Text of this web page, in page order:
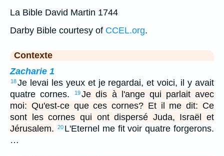
La Bible David Martin 1744
Darby Bible courtesy of CCEL.org.
Contexte
Zacharie 1
18Je levai les yeux et je regardai, et voici, il y avait
quatre cornes.
19Je dis à l'ange qui parlait avec
moi: Qu'est-ce que ces cornes? Et il me dit: Ce
sont les cornes qui ont dispersé Juda, Israël et
Jérusalem.
20 L'Eternel me fit voir quatre forgerons.
…